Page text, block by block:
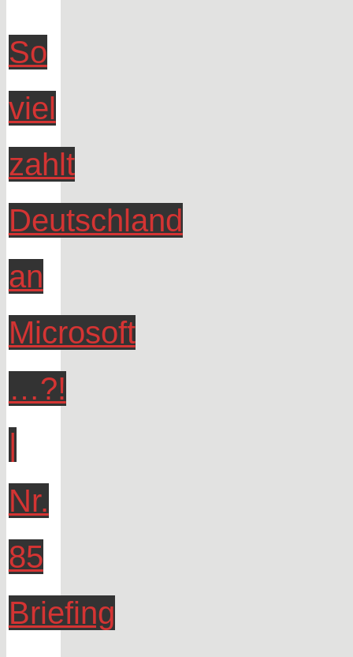
So
viel
zahlt
Deutschland
an
Microsoft
…?!
|
Nr.
85
Briefing